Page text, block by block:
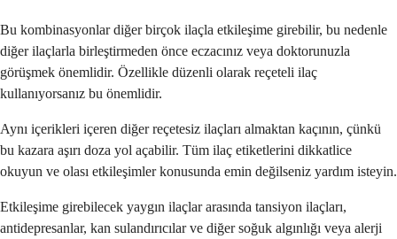
Bu kombinasyonlar diğer birçok ilaçla etkileşime girebilir, bu nedenle
diğer ilaçlarla birleştirmeden önce eczacınız veya doktorunuzla
görüşmek önemlidir. Özellikle düzenli olarak reçeteli ilaç
kullanıyorsanız bu önemlidir.
Aynı içerikleri içeren diğer reçetesiz ilaçları almaktan kaçının, çünkü
bu kazara aşırı doza yol açabilir. Tüm ilaç etiketlerini dikkatlice
okuyun ve olası etkileşimler konusunda emin değilseniz yardım isteyin.
Etkileşime girebilecek yaygın ilaçlar arasında tansiyon ilaçları,
antidepresanlar, kan sulandırıcılar ve diğer soğuk algınlığı veya alerji